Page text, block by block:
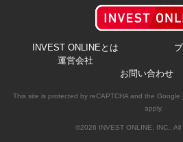
INVEST ONLINEとは
運営会社
お問い合わせ
This site is protected by reCAPTCHA and the Google
apply.
©2026 INVEST ONLINE, INC., All